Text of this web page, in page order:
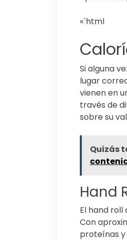
«`html
Si alguna
lugar
vienen en
través de
sobre su
Quizás
Hand
El hand
Con
proteínas y